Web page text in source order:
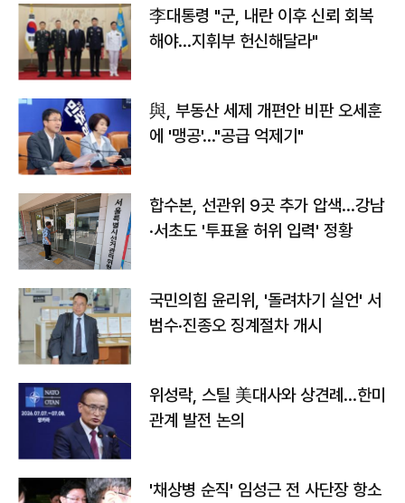
李대통령 "군, 내란 이후 신뢰 회복
해야…지휘부 헌신해달라"
與, 부동산 세제 개편안 비판 오세훈
에 '맹공'…"공급 억제기"
합수본, 선관위 9곳 추가 압색…강남
·서초도 '투표율 허위 입력' 정황
국민의힘 윤리위, '돌려차기 실언' 서
범수·진종오 징계절차 개시
위성락, 스틸 美대사와 상견례…한미
관계 발전 논의
'채상병 순직' 임성근 전 사단장 항소